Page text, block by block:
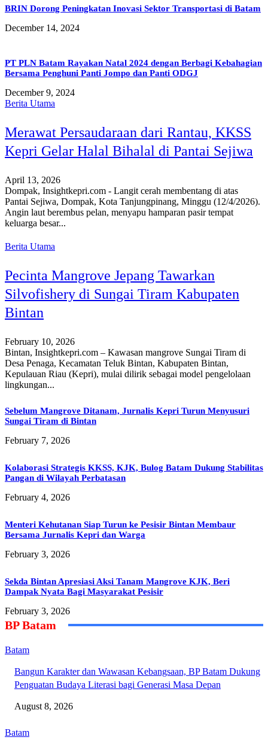
BRIN Dorong Peningkatan Inovasi Sektor Transportasi di Batam
December 14, 2024
PT PLN Batam Rayakan Natal 2024 dengan Berbagi Kebahagian
Bersama Penghuni Panti Jompo dan Panti ODGJ
December 9, 2024
Berita Utama
Merawat Persaudaraan dari Rantau, KKSS
Kepri Gelar Halal Bihalal di Pantai Sejiwa
April 13, 2026
Dompak, Insightkepri.com - Langit cerah membentang di atas
Pantai Sejiwa, Dompak, Kota Tanjungpinang, Minggu (12/4/2026).
Angin laut berembus pelan, menyapu hamparan pasir tempat
keluarga besar...
Berita Utama
Pecinta Mangrove Jepang Tawarkan
Silvofishery di Sungai Tiram Kabupaten
Bintan
February 10, 2026
Bintan, Insightkepri.com – Kawasan mangrove Sungai Tiram di
Desa Penaga, Kecamatan Teluk Bintan, Kabupaten Bintan,
Kepulauan Riau (Kepri), mulai dilirik sebagai model pengelolaan
lingkungan...
Sebelum Mangrove Ditanam, Jurnalis Kepri Turun Menyusuri
Sungai Tiram di Bintan
February 7, 2026
Kolaborasi Strategis KKSS, KJK, Bulog Batam Dukung Stabilitas
Pangan di Wilayah Perbatasan
February 4, 2026
Menteri Kehutanan Siap Turun ke Pesisir Bintan Membaur
Bersama Jurnalis Kepri dan Warga
February 3, 2026
Sekda Bintan Apresiasi Aksi Tanam Mangrove KJK, Beri
Dampak Nyata Bagi Masyarakat Pesisir
February 3, 2026
BP Batam
Batam
Bangun Karakter dan Wawasan Kebangsaan, BP Batam Dukung
Penguatan Budaya Literasi bagi Generasi Masa Depan
August 8, 2026
Batam